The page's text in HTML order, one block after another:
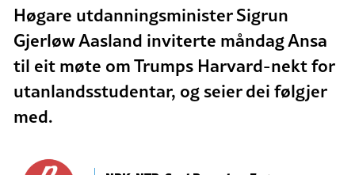
Høgare utdanningsminister Sigrun
Gjerløw Aasland inviterte måndag Ansa
til eit møte om Trumps Harvard-nekt for
utanlandsstudentar, og seier dei følgjer
med.